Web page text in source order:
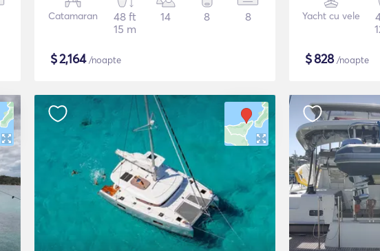
Catamaran
48 ft
15 m
14 8 8
$2,164/noapte
Yacht cu vele
$828/noapte